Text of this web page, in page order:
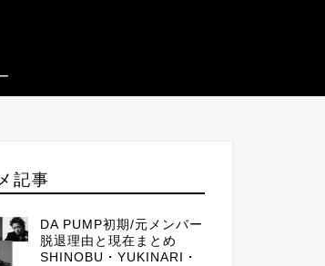
記事
DA PUMP初期/元メンバー
脱退理由と現在まとめ
SHINOBU・YUKINARI・